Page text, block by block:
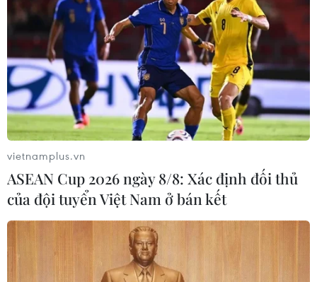
Vụ bệnh viện Tim Hà Nội: Can thiệp trái
pháp luật vào đấu thầu
16/04/2023 01:26
phiên tòa xét xử sơ thẩm nguyên Giám đốc Bệnh viện
Tim Hà Nội Nguyễn Quang Tuấn và 11 đồng phạm về
những sai phạm trong đấu thầu.
vietnamplus.vn
ASEAN Cup 2026 ngày 8/8: Xác định đối thủ
của đội tuyển Việt Nam ở bán kết